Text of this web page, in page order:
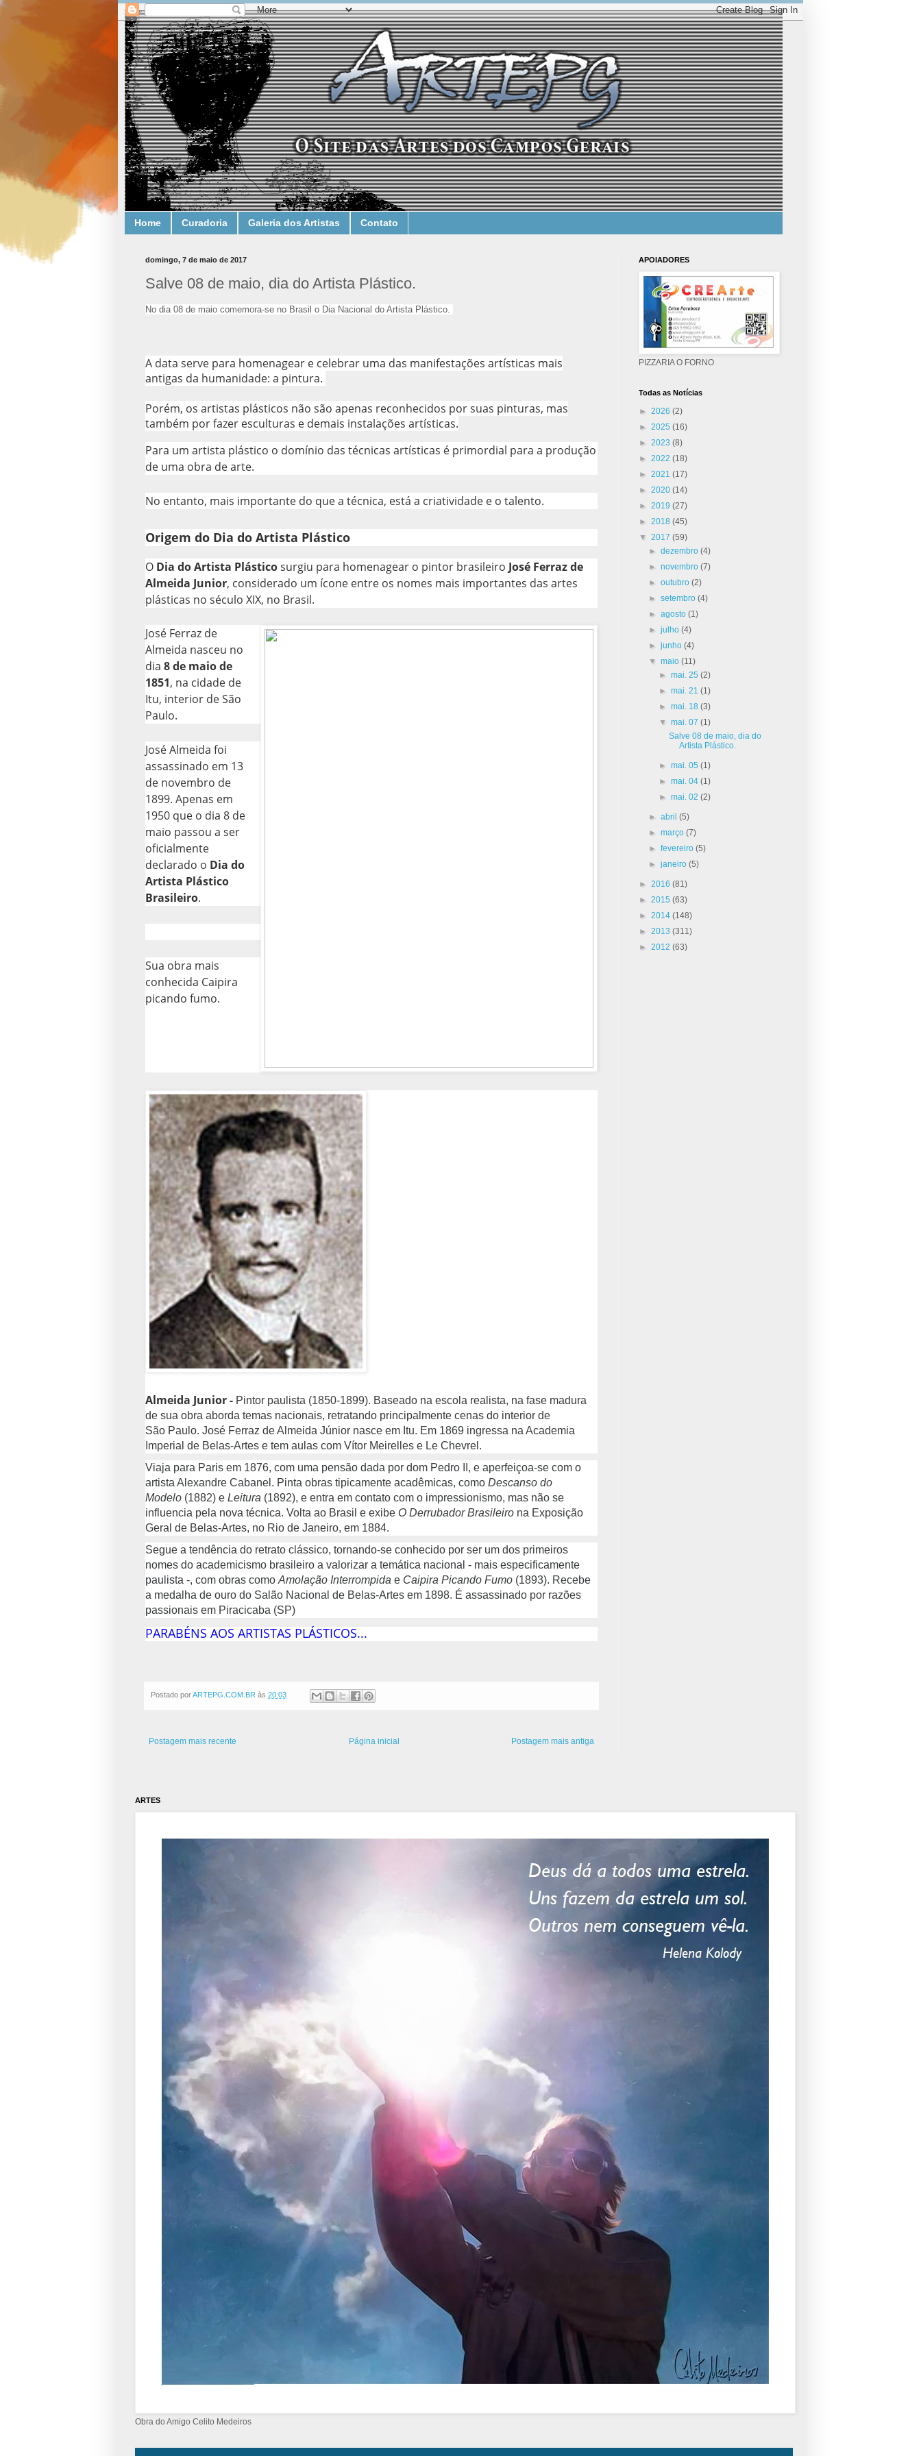
Home Curadoria Galeria dos Artistas Contato
domingo, 7 de maio de 2017
Salve 08 de maio, dia do Artista Plástico.
No dia 08 de maio comemora-se no Brasil o Dia Nacional do Artista Plástico.
A data serve para homenagear e celebrar uma das manifestações artísticas mais
antigas da humanidade: a pintura.
Porém, os artistas plásticos não são apenas reconhecidos por suas pinturas, mas
também por fazer esculturas e demais instalações artísticas.
Para um artista plástico o domínio das técnicas artísticas é primordial para a produção
de uma obra de arte.
No entanto, mais importante do que a técnica, está a criatividade e o talento.
Origem do Dia do Artista Plástico
O Dia do Artista Plásticosurgiu para homenagear o pintor brasileiro José Ferraz de
Almeida Junior, considerado um ícone entre os nomes mais importantes das artes
plásticas no século XIX, no Brasil.
José Ferraz de
Almeida nasceu no
dia 8 de maio de
1851, na cidade de
Itu, interior de São
Paulo.
José Almeida foi
assassinado em 13
de novembro de
1899. Apenas em
1950 que o dia 8 de
maio passou a ser
oficialmente
declarado o Dia do
Artista Plástico
Brasileiro.
Sua obra mais
conhecida Caipira
picando fumo.
Almeida Junior - Pintor paulista (1850-1899). Baseado na escola realista, na fase madura
de sua obra aborda temas nacionais, retratando principalmente cenas do interior de
São Paulo. José Ferraz de Almeida Júnior nasce em Itu. Em 1869 ingressa na Academia
Imperial de Belas-Artes e tem aulas com Vítor Meirelles e Le Chevrel.
Viaja para Paris em 1876, com uma pensão dada por dom Pedro II, e aperfeiçoa-se com o
artista Alexandre Cabanel. Pinta obras tipicamente acadêmicas, como Descanso do
Modelo (1882) e Leitura (1892), e entra em contato com o impressionismo, mas não se
influencia pela nova técnica. Volta ao Brasil e exibe O Derrubador Brasileiro na Exposição
Geral de Belas-Artes, no Rio de Janeiro, em 1884.
Segue a tendência do retrato clássico, tornando-se conhecido por ser um dos primeiros
nomes do academicismo brasileiro a valorizar a temática nacional - mais especificamente
paulista -, com obras como Amolação Interrompida e Caipira Picando Fumo (1893). Recebe
a medalha de ouro do Salão Nacional de Belas-Artes em 1898. É assassinado por razões
passionais em Piracicaba (SP)
PARABÉNS AOS ARTISTAS PLÁSTICOS...
Postado porARTEPG.COM.BR às 20:03
Postagem mais recente Postagem mais antiga
Página inicial
APOIADORES
PIZZARIA O FORNO
Todas as Notícias
► 2026 (2)
► 2025 (16)
► 2023 (8)
► 2022 (18)
► 2021 (17)
► 2020 (14)
► 2019 (27)
► 2018 (45)
▼ 2017 (59)
►dezembro(4)
►novembro(7)
►outubro(2)
►setembro(4)
►agosto(1)
►julho(4)
►junho(4)
▼maio(11)
► mai. 25 (2)
► mai. 21 (1)
► mai. 18 (3)
▼ mai. 07 (1)
Salve 08 de maio, dia do
Artista Plástico.
► mai. 05 (1)
► mai. 04 (1)
► mai. 02 (2)
►abril(5)
►março(7)
►fevereiro(5)
►janeiro(5)
► 2016 (81)
► 2015 (63)
► 2014 (148)
► 2013 (311)
► 2012 (63)
ARTES
Obra do Amigo Celito Medeiros